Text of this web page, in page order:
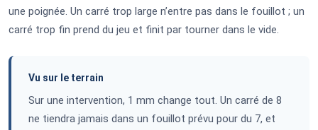
une poignée. Un carré trop large n’entre pas dans le fouillot ; un
carré trop fin prend du jeu et finit par tourner dans le vide.
Vu sur le terrain
Sur une intervention, 1 mm change tout. Un carré de 8
ne tiendra jamais dans un fouillot prévu pour du 7, et